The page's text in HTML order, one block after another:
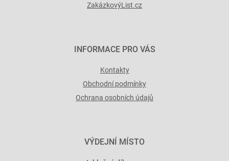
ZakázkovýList.cz
INFORMACE PRO VÁS
Kontakty
Obchodní podmínky
Ochrana osobních údajů
VÝDEJNÍ MÍSTO